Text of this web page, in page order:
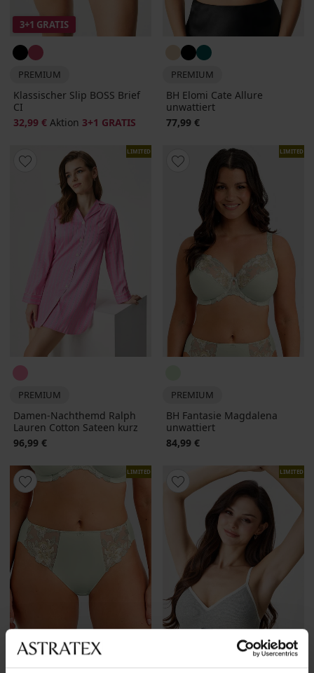
3+1 GRATIS
PREMIUM
Klassischer Slip BOSS Brief
CI
32,99 € Aktion 3+1 GRATIS
PREMIUM
BH Elomi Cate Allure
unwattiert
77,99 €
LIMITED
PREMIUM
Damen-Nachthemd Ralph
Lauren Cotton Sateen kurz
96,99 €
LIMITED
PREMIUM
BH Fantasie Magdalena
unwattiert
84,99 €
LIMITED
3+1 GRATIS
LIMITED
Sale -40%